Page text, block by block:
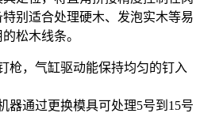
别适合处理硬木、发泡实木等易
松木线条。
枪，气缸驱动能保持均匀的钉入
器通过更换模具可处理5号到15号